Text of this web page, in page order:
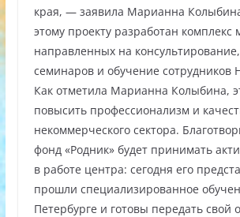
края, — заявила Марианна
этому проекту разработан комплекс
направленных на
семинаров и обучение сотрудников
Как отметила Марианна Колыбина,
повысить профессионализм и
некоммерческого сектора.
фонд «Родник» будет принимать
в работе центра: сегодня его
прошли специализированное
Петербурге и готовы передать свой